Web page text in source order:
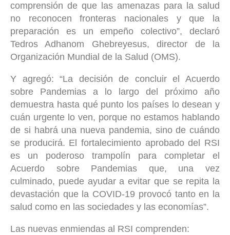
comprensión de que las amenazas para la salud
no reconocen fronteras nacionales y que la
preparación es un empeño colectivo”, declaró
Tedros Adhanom Ghebreyesus, director de la
Organización Mundial de la Salud (OMS).
Y agregó: “La decisión de concluir el Acuerdo
sobre Pandemias a lo largo del próximo año
demuestra hasta qué punto los países lo desean y
cuán urgente lo ven, porque no estamos hablando
de si habrá una nueva pandemia, sino de cuándo
se producirá. El fortalecimiento aprobado del RSI
es un poderoso trampolín para completar el
Acuerdo sobre Pandemias que, una vez
culminado, puede ayudar a evitar que se repita la
devastación que la COVID-19 provocó tanto en la
salud como en las sociedades y las economías”.
Las nuevas enmiendas al RSI comprenden: